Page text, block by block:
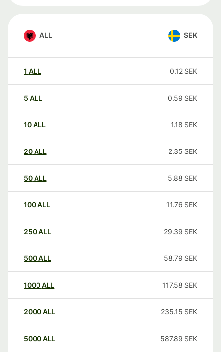
ALL SEK
1 ALL 0.12 SEK
5 ALL 0.59 SEK
10ALL 1.18 SEK
20ALL 2.35 SEK
50ALL 5.88 SEK
100ALL 11.76 SEK
250ALL 29.39 SEK
500ALL 58.79 SEK
1000ALL 117.58 SEK
2000ALL 235.15 SEK
5000ALL 587.89 SEK